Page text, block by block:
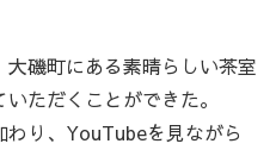
磯町にある素晴らしい茶室
ただくことができた。
り、YouTubeを見ながら